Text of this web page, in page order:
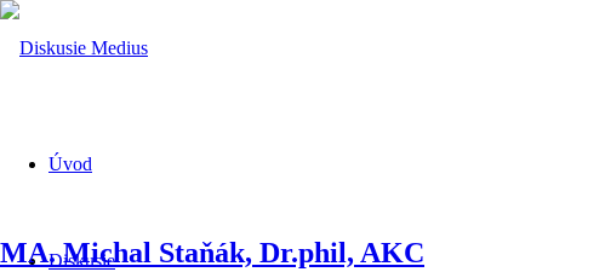
Úvod
Diskusie
MA. Michal Staňák, Dr.phil, AKC